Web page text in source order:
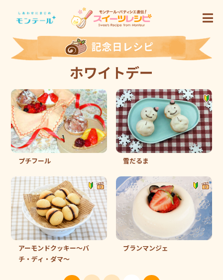
ホワイトデー
プチフール 雪だるま
アーモンドクッキー～バ
チ・ディ・ダマ～
ブランマンジェ